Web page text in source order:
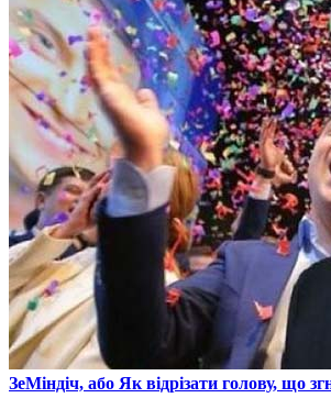
​ЗеМіндіч, або Як відрізати голову, що